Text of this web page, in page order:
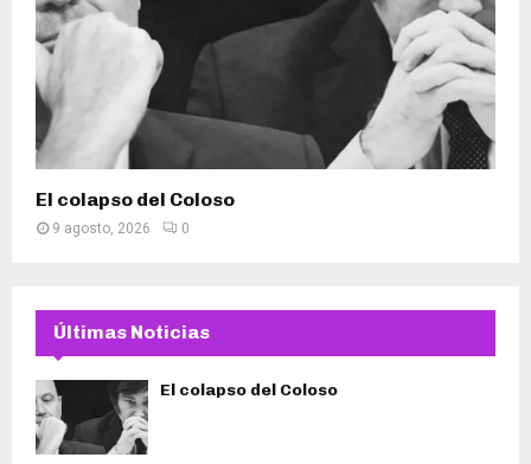
El colapso del Coloso
9 agosto, 2026 0
Últimas Noticias
El colapso del Coloso